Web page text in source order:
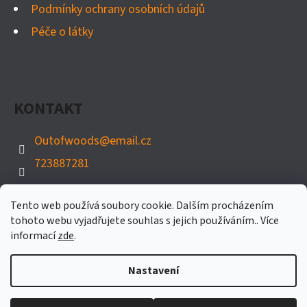
Tento web používá soubory cookie. Dalším procházením
tohoto webu vyjadřujete souhlas s jejich používáním.. Více
informacízde.
Nastavení
Podmínky ochrany osobních údajů
Péče o látky
KONTAKT
Outofwoods@email.cz
723887281
Vytvořil Shoptet